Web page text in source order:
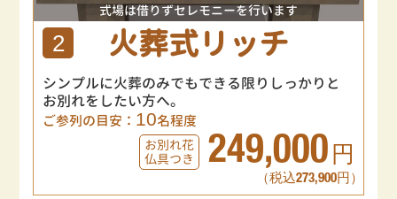
式場は借りずセレモニーを行います
2 火葬式リッチ
シンプルに火葬のみでもできる限りしっかりと
お別れをしたい方へ。
ご参列の目安： 10名程度
お別れ花
仏具つき
249,000 円
（税込273,900円）